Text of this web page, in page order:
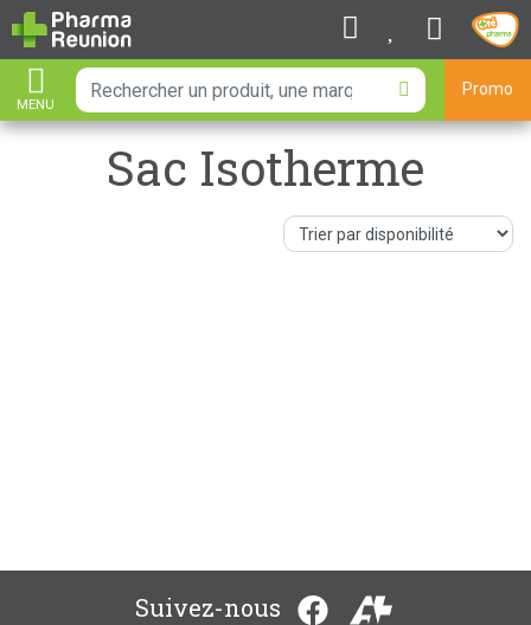
MENU
AFFICHER LA NAVIGATION
Promo
Sac Isotherme
Suivez-nous